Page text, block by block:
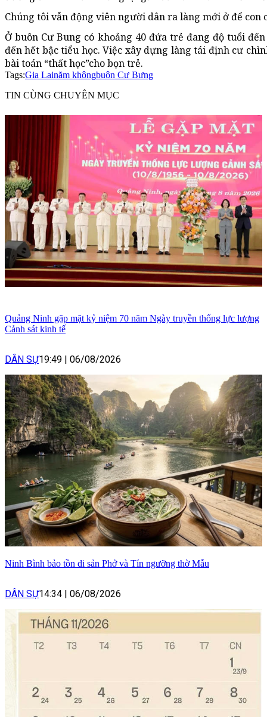
Chúng tôi vẫn động viên người dân ra làng mới ở để
Ở buôn Cư Bung có khoảng 40 đứa trẻ đang độ tuổi
đến hết bậc tiểu học. Việc xây dựng làng tái định cư
bài toán “thất học”cho bọn trẻ.
Tags:Gia Lainăm khôngbuôn Cư Bưng
TIN CÙNG CHUYÊN MỤC
Quảng Ninh gặp mặt kỷ niệm 70 năm Ngày truyền thống lực lượng
Cảnh sát kinh tế
DÂN SỰ19:49 06/08/2026
Ninh Bình bảo tồn di sản Phở và Tín ngưỡng thờ Mẫu
DÂN SỰ14:34 06/08/2026